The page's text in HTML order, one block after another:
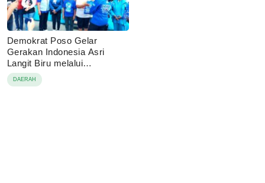
Demokrat Poso Gelar
Gerakan Indonesia Asri
Langit Biru melalui
Pembagian Sembako
DAERAH